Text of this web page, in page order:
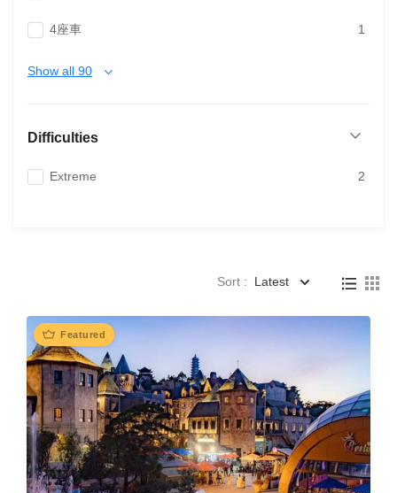
4座車 1
Show all 90
Difficulties
Extreme 2
Sort : Latest
Featured